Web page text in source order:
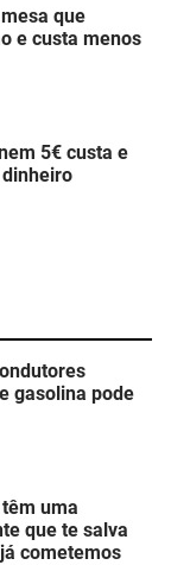
que
e custa menos
5€ custa e
gasolina pode
uma
que te salva
cometemos